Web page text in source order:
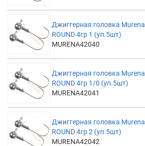
Джиггерная головка Murena
ROUND 4гр 1 (уп.5шт)
MURENA42040
Джиггерная головка Murena
ROUND 4гр 1/0 (уп.5шт)
MURENA42041
Джиггерная головка Murena
ROUND 4гр 2 (уп.5шт)
MURENA42042